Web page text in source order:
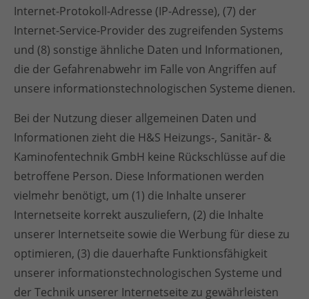
Internet-Protokoll-Adresse (IP-Adresse), (7) der
Internet-Service-Provider des zugreifenden Systems
und (8) sonstige ähnliche Daten und Informationen,
die der Gefahrenabwehr im Falle von Angriffen auf
unsere informationstechnologischen Systeme dienen.
Bei der Nutzung dieser allgemeinen Daten und
Informationen zieht die H&S Heizungs-, Sanitär- &
Kaminofentechnik GmbH keine Rückschlüsse auf die
betroffene Person. Diese Informationen werden
vielmehr benötigt, um (1) die Inhalte unserer
Internetseite korrekt auszuliefern, (2) die Inhalte
unserer Internetseite sowie die Werbung für diese zu
optimieren, (3) die dauerhafte Funktionsfähigkeit
unserer informationstechnologischen Systeme und
der Technik unserer Internetseite zu gewährleisten